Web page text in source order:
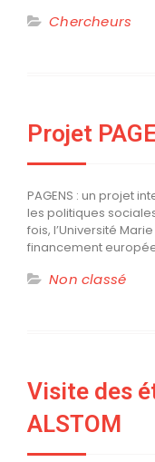
Chercheurs
Projet
PAGENS : un projet
les politiques
fois, l’Université
financement
Non classé
Visite des
ALSTOM